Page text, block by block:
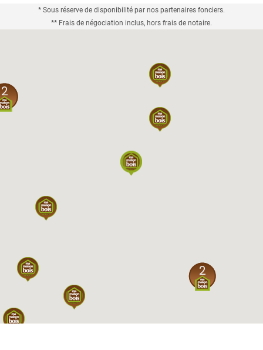
* Sous réserve de disponibilité par nos partenaires fonciers.
** Frais de négociation inclus, hors frais de notaire.
2
2